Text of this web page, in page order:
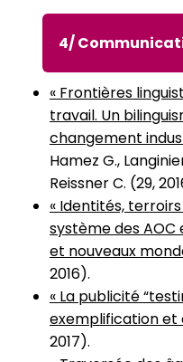
4/
« Frontières
travail. Un
changement
Hamez G.,
Reissner C. (29,
« Identités,
système des AOC
et nouveaux
2016).
« La publicité
exemplification et
2017).